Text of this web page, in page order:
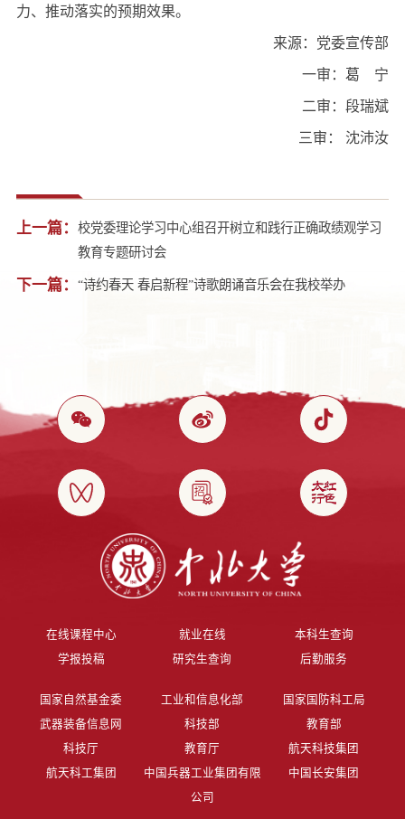
力、推动落实的预期效果。
来源：党委宣传部
一审：葛 宁
二审：段瑞斌
三审： 沈沛汝
上一篇： ​校党委理论学习中心组召开树立和践行正确政绩观学习
教育专题研讨会
下一篇： “诗约春天 春启新程”诗歌朗诵音乐会在我校举办
在线课程中心 就业在线
本科生查询
学报投稿
研究生查询 后勤服务
国家自然基金委 工业和信息化部
国家国防科工局
武器装备信息网
科技部
教育部
科技厅
教育厅
航天科技集团
航天科工集团
中国兵器工业集团有限
公司
中国长安集团